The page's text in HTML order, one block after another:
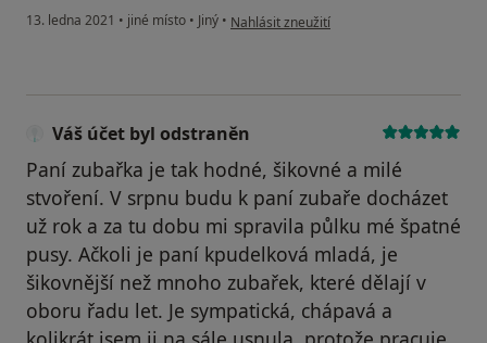
13. ledna 2021 • jiné místo • Jiný • podle názoru uživatele GF
Nahlásit zneužití
Váš účet byl odstraněn
Paní zubařka je tak hodné, šikovné a milé
stvoření. V srpnu budu k paní zubaře docházet
už rok a za tu dobu mi spravila půlku mé špatné
pusy. Ačkoli je paní kpudelková mladá, je
šikovnější než mnoho zubařek, které dělají v
oboru řadu let. Je sympatická, chápavá a